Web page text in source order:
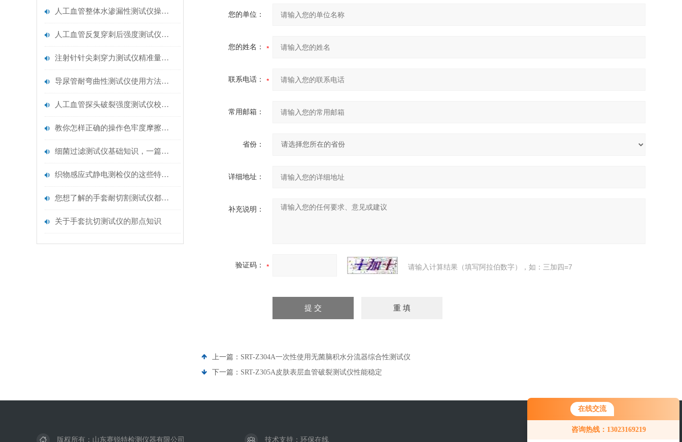
在线交流
咨询热线：13023169219
人工血管整体水渗漏性测试仪操作中最容易出错的步骤
人工血管反复穿刺后强度测试仪是什么？透析患者的“生命管“质量靠它把关！
注射针针尖刺穿力测试仪精准量化针尖锋利度，构筑临床安全防线
导尿管耐弯曲性测试仪使用方法与操作规范
人工血管探头破裂强度测试仪校准规范：精准赋能医疗安全的技术基准
教你怎样正确的操作色牢度摩擦测试机
细菌过滤测试仪基础知识，一篇搞定
织物感应式静电测检仪的这些特点很少有人都知道
您想了解的手套耐切割测试仪都在这里了
关于手套抗切测试仪的那点知识
您的单位：
您的姓名：
联系电话：
常用邮箱：
省份：
详细地址：
补充说明：
验证码： 请输入计算结果（填写阿拉伯数字），如：三加四=7
上一篇： SRT-Z304A一次性使用无菌脑积水分流器综合性测试仪
下一篇： SRT-Z305A皮肤表层血管破裂测试仪性能稳定
版权所有：山东赛锐特检测仪器有限公司 技术支持： 环保在线